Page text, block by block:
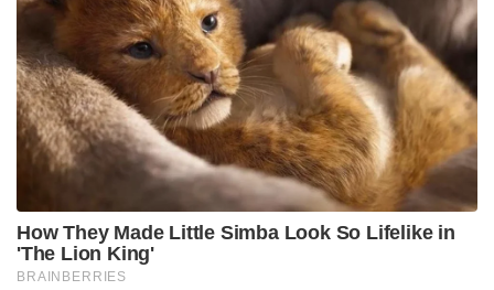
ഔദ്യോഗികമായി ക്ഷണിച്ചിട്ടുണ്ട്. മോദിയെ വീണ്ടും
വൈറ്റ് ഹൗസിലേക്ക് സ്വാഗതം ചെയ്യാൻ അമേരിക്കൻ
ഭരണകൂടം ആഗ്രഹിക്കുന്നുവെന്നും അംബാസഡർ
പറഞ്ഞു. എന്നാൽ അമേരിക്കയിൽ ഈ വർഷം
നടക്കാനിരിക്കുന്ന ഇടക്കാല തെരഞ്ഞെടുപ്പുകളുടെ
(Midterm elections) തിരക്കുള്ളതിനാൽ ട്രംപിന്റെ ഇന്ത്യ
സന്ദർശനം ഈ വർഷം ഉണ്ടാകില്ലെന്നും, അടുത്ത
വർഷം അതായത് 2027-ൽ ട്രംപ് ഇന്ത്യ
സന്ദർശിക്കാനുള്ള സാധ്യതകൾ
പരിശോധിച്ചുവരികയാണെന്നും സെർജിയോ ഗോർ